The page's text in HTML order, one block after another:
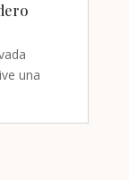
una